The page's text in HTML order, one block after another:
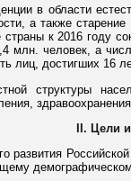
в области
а также
страны к 2016 году
млн. человек, а
лиц, достигших 16
структуры
II. Цели
развития